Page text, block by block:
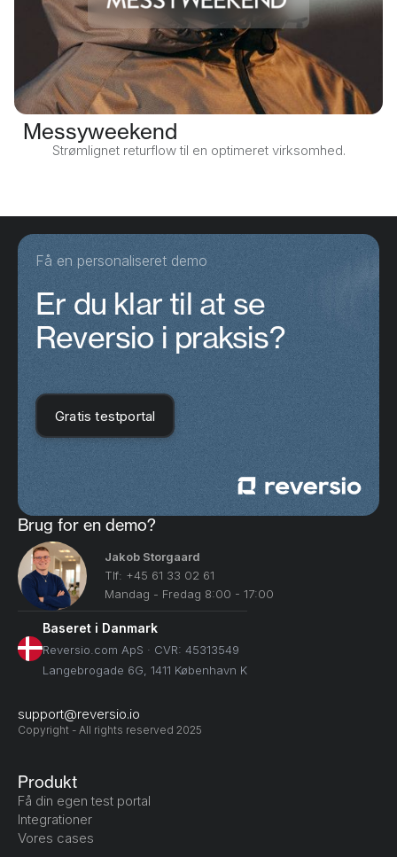
Messyweekend
Strømlignet returflow til en optimeret virksomhed.
Få en personaliseret demo
Er du klar til at se
Reversio i praksis?
Gratis testportal
Brug for en demo?
Jakob Storgaard
Tlf: +45 61 33 02 61
Mandag - Fredag 8:00 - 17:00
Baseret i Danmark
Reversio.com ApS · CVR: 45313549
Langebrogade 6G, 1411 København K
support@reversio.io
Copyright - All rights reserved 2025
Produkt
Få din egen test portal
Integrationer
Vores cases